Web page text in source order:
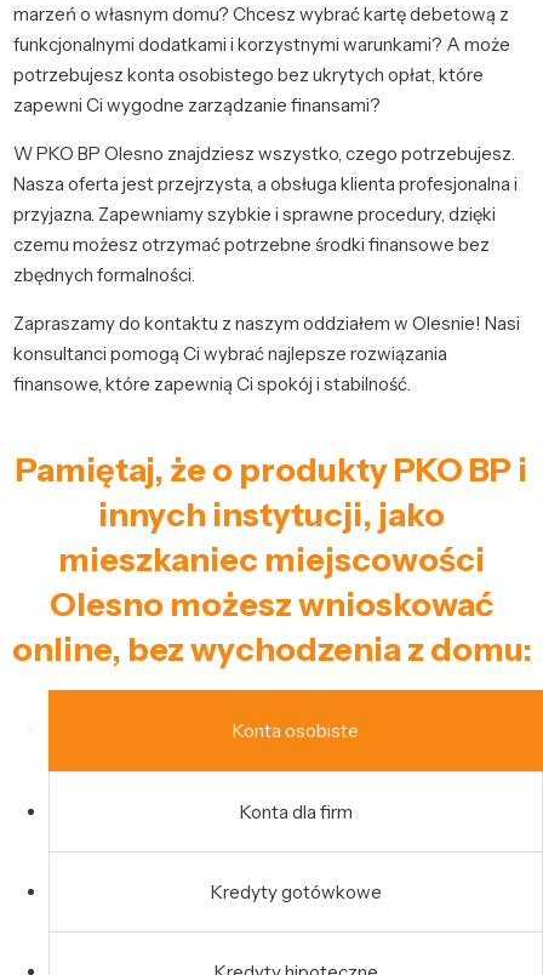
marzeń o własnym domu? Chcesz wybrać kartę debetową z
funkcjonalnymi dodatkami i korzystnymi warunkami? A może
potrzebujesz konta osobistego bez ukrytych opłat, które
zapewni Ci wygodne zarządzanie finansami?
W PKO BP Olesno znajdziesz wszystko, czego potrzebujesz.
Nasza oferta jest przejrzysta, a obsługa klienta profesjonalna i
przyjazna. Zapewniamy szybkie i sprawne procedury, dzięki
czemu możesz otrzymać potrzebne środki finansowe bez
zbędnych formalności.
Zapraszamy do kontaktu z naszym oddziałem w Olesnie! Nasi
konsultanci pomogą Ci wybrać najlepsze rozwiązania
finansowe, które zapewnią Ci spokój i stabilność.
Pamiętaj, że o produkty PKO BP i
innych instytucji, jako
mieszkaniec miejscowości
Olesno możesz wnioskować
online, bez wychodzenia z domu:
Konta osobiste
Konta dla firm
Kredyty gotówkowe